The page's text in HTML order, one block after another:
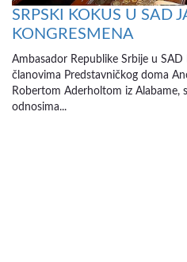
SRPSKI KOKUS U SAD
KONGRESMENA
Ambasador Republike Srbije u
članovima Predstavničkog doma
Robertom Aderholtom iz Alabame,
odnosima...